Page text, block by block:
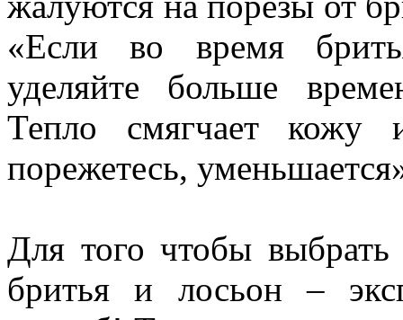
«Если во время
уделяйте больше
Тепло смягчает кожу
порежетесь,
Для того чтобы выбрать
бритья и лосьон –